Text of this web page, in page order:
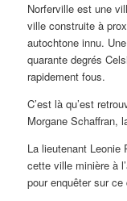
Norferville est une
ville construite à
autochtone innu.
quarante degrés
rapidement fous.
C’est là qu’est
Morgane Schaffran,
La lieutenant
cette ville minière à
pour enquêter sur